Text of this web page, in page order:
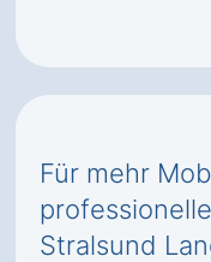
Für mehr
Stralsund